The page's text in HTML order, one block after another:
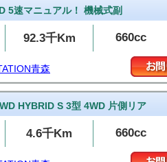
5速マニュアル！ 機械式副
92.3千Km 660cc
青森
HYBRID S 3型 4WD 片側リア
4.6千Km 660cc